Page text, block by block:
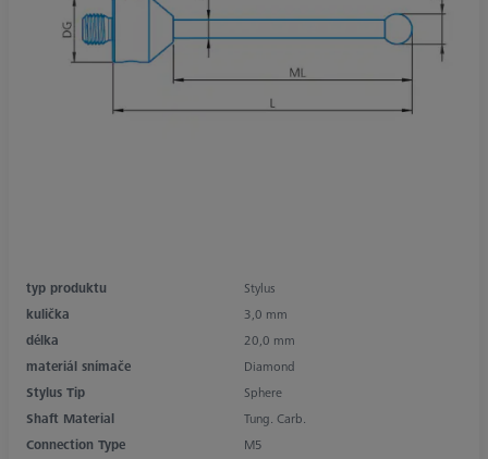
typ produktu
Stylus
kulička
3,0 mm
délka
20,0 mm
materiál snímače
Diamond
Stylus Tip
Sphere
Shaft Material
Tung. Carb.
Connection Type
M5